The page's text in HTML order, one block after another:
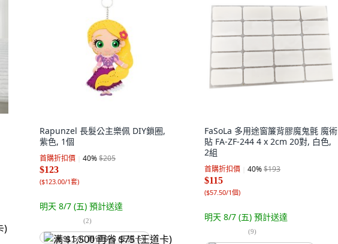
Rapunzel 長髮公主樂佩 DIY鎖圈,
紫色, 1個
首購折扣價 40%$205
$123
($123.00/1套)
明天 8/7 (五) 預計送達
(2)
满 $1,500 再省 $75 (王道卡)
FaSoLa 多用途窗簾背膠魔鬼氈 魔術
貼 FA-ZF-244 4 x 2cm 20對, 白色,
2組
首購折扣價 40%$193
$115
($57.50/1個)
明天 8/7 (五) 預計送達
(9)